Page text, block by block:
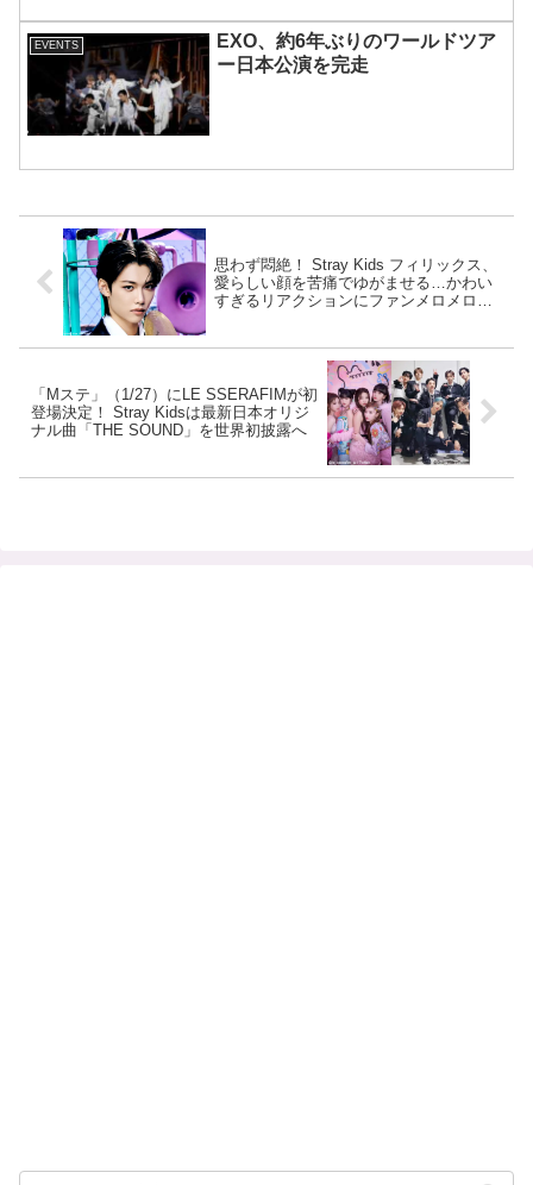
EVENTS
EXO、約6年ぶりのワールドツア
ー日本公演を完走
思わず悶絶！ Stray Kids フィリックス、
愛らしい顔を苦痛でゆがませる…かわい
すぎるリアクションにファンメロメロ！
「Mステ」（1/27）にLE SSERAFIMが初
登場決定！ Stray Kidsは最新日本オリジ
ナル曲「THE SOUND」を世界初披露へ